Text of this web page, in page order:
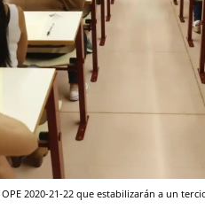
2020-21-22 que estabilizarán a un